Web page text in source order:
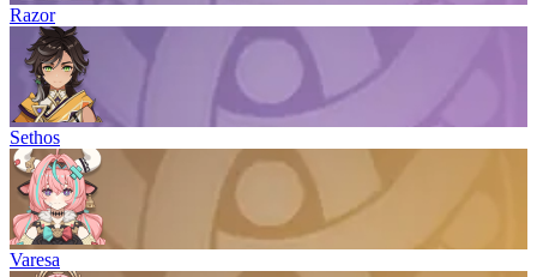
Razor
Sethos
Varesa